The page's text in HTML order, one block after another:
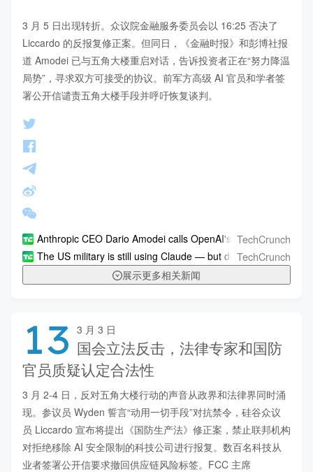
3 月 5 日出现转折。众议院金融服务委员会以 16:25 否决了
Liccardo 的反报复修正案。但同日，《金融时报》和彭博社报
道 Amodei 已与五角大楼重启对话，告诉投资者正在“努力降温
局势”，寻求双方可接受的协议。前军方高级 AI 官员和学者签
署公开信谴责五角大楼手段并呼吁恢复谈判。
Anthropic CEO Dario Amodei calls OpenAI's messaging
TechCrunch
The US military is still using Claude — but defense-tech
TechCrunch
展示更多相关新闻
13 3 月 3 日
国会立法反击，法律专家和国防
官员质疑认定合法性
3 月 2-4 日，反对五角大楼行动的声音从政界和法律界同时涌
现。参议员 Wyden 誓言“动用一切手段”对抗禁令，硅谷众议
员 Liccardo 宣布将提出《国防生产法》修正案，禁止联邦机构
对拒绝移除 AI 安全限制的科技公司进行报复。数百名科技从
业者签署公开信要求撤回供应链风险标签。FCC 主席